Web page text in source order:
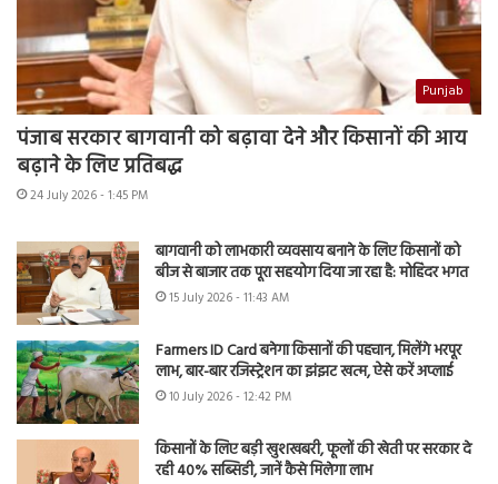
Punjab
पंजाब सरकार बागवानी को बढ़ावा देने और किसानों की आय
बढ़ाने के लिए प्रतिबद्ध
24 July 2026 - 1:45 PM
बागवानी को लाभकारी व्यवसाय बनाने के लिए किसानों को
बीज से बाजार तक पूरा सहयोग दिया जा रहा है: मोहिंदर भगत
15 July 2026 - 11:43 AM
Farmers ID Card बनेगा किसानों की पहचान, मिलेंगे भरपूर
लाभ, बार-बार रजिस्ट्रेशन का झंझट खत्म, ऐसे करें अप्लाई
10 July 2026 - 12:42 PM
किसानों के लिए बड़ी खुशखबरी, फूलों की खेती पर सरकार दे
रही 40% सब्सिडी, जानें कैसे मिलेगा लाभ